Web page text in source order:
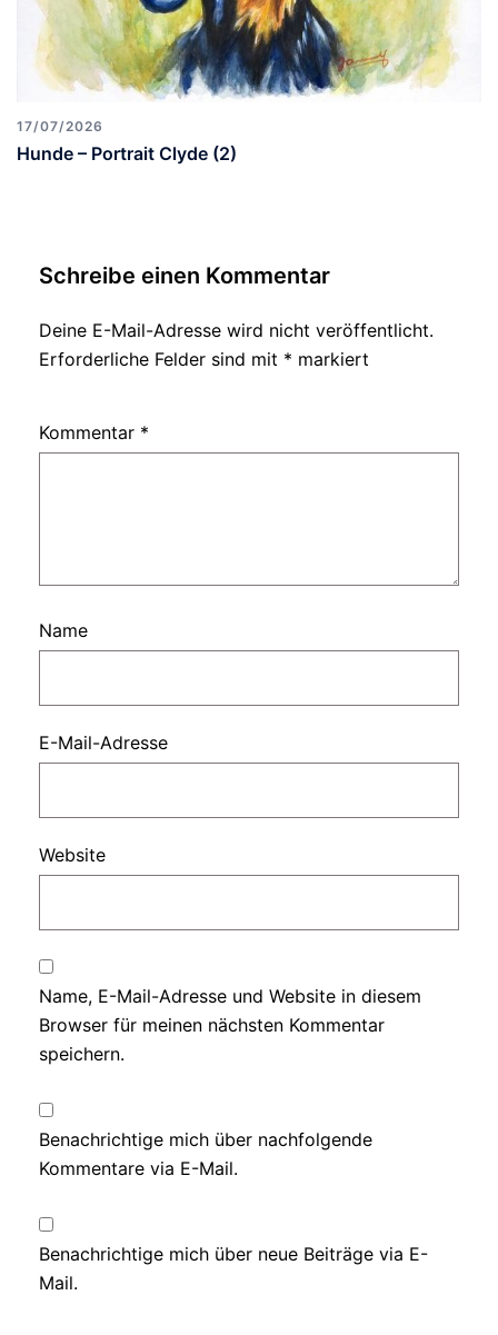
17/07/2026
Hunde – Portrait Clyde (2)
Schreibe einen Kommentar
Deine E-Mail-Adresse wird nicht veröffentlicht.
Erforderliche Felder sind mit * markiert
Kommentar *
Name
E-Mail-Adresse
Website
Name, E-Mail-Adresse und Website in diesem
Browser für meinen nächsten Kommentar
speichern.
Benachrichtige mich über nachfolgende
Kommentare via E-Mail.
Benachrichtige mich über neue Beiträge via E-
Mail.